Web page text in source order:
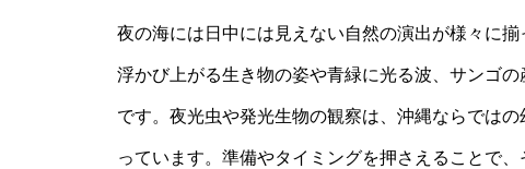
夜の海には日中には見えない自然の演出が様々に
浮かび上がる生き物の姿や青緑に光る波、サンゴ
です。夜光虫や発光生物の観察は、沖縄ならでは
っています。準備やタイミングを押さえることで